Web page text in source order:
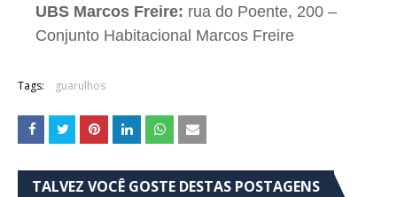
UBS Marcos Freire: rua do Poente, 200 –
Conjunto Habitacional Marcos Freire
Tags: guarulhos
TALVEZ VOCÊ GOSTE DESTAS POSTAGENS